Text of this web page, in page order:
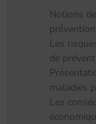
Notions
Les
de
maladies
Les